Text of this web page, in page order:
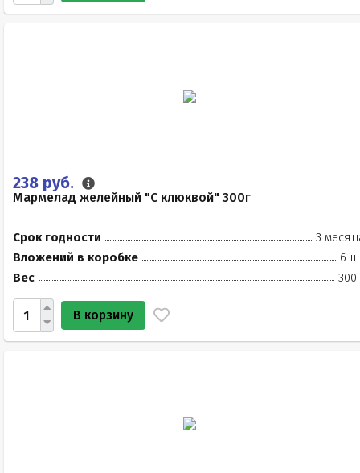
238 руб.
Мармелад желейный "С клюквой" 300г
Срок годности
3
Вложений в коробке
6
Вес
300
В корзину